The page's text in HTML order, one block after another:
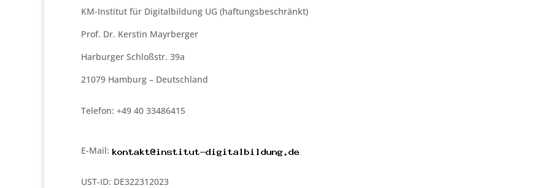
KM-Institut für Digitalbildung UG (haftungsbeschränkt)
Prof. Dr. Kerstin Mayrberger
Harburger Schloßstr. 39a
21079 Hamburg – Deutschland
Telefon: +49 40 33486415
E-Mail:
UST-ID: DE322312023